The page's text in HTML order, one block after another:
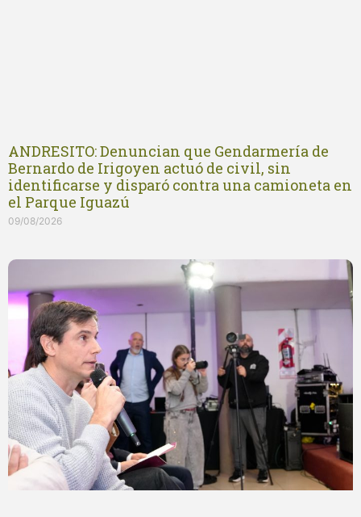
ANDRESITO: Denuncian que Gendarmería de
Bernardo de Irigoyen actuó de civil, sin
identificarse y disparó contra una camioneta en
el Parque Iguazú
09/08/2026